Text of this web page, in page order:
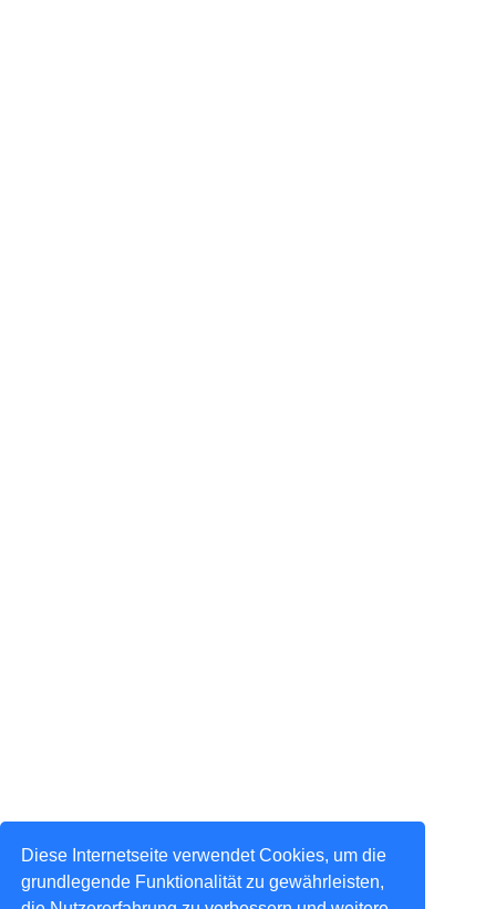
Diese Internetseite verwendet Cookies, um die
grundlegende Funktionalität zu gewährleisten,